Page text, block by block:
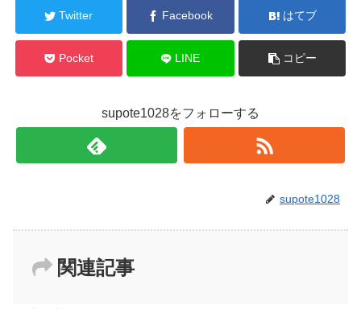
Twitter Facebook はてブ
Pocket LINE コピー
supote1028をフォローする
supote1028
関連記事